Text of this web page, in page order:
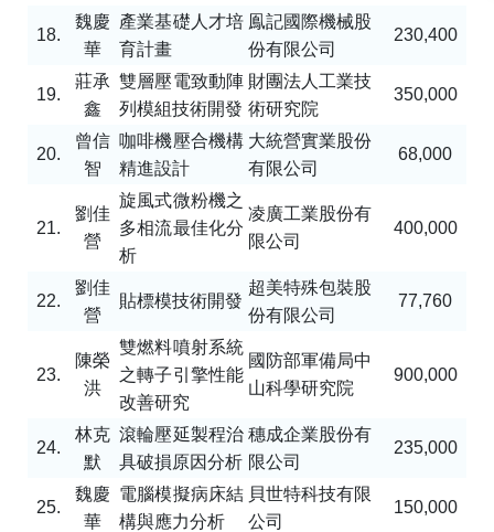
18.
魏慶
華
產業基礎人才培
育計畫
鳯記國際機械股
份有限公司
230,400
19.
莊承
鑫
雙層壓電致動陣
列模組技術開發
財團法人工業技
術研究院
350,000
20.
曾信
智
咖啡機壓合機構
精進設計
大統營實業股份
有限公司
68,000
21.
劉佳
營
旋風式微粉機之
多相流最佳化分
析
凌廣工業股份有
限公司
400,000
22.
劉佳
營
貼標模技術開發
超美特殊包裝股
份有限公司
77,760
23.
陳榮
洪
雙燃料噴射系統
之轉子引擎性能
改善研究
國防部軍備局中
山科學研究院
900,000
24.
林克
默
滾輪壓延製程治
具破損原因分析
穗成企業股份有
限公司
235,000
25.
魏慶
華
電腦模擬病床結
構與應力分析
貝世特科技有限
公司
150,000